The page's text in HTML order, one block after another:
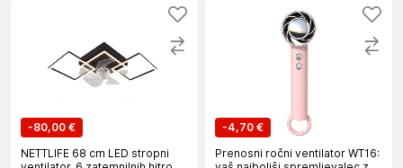
-80,00 €
NETTLIFE 68 cm LED stropni
-4,70 €
Prenosni ročni ventilator WT16: